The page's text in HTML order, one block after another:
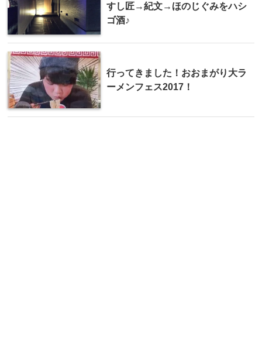
すし匠→紀文→ほのじぐみをハシ
ゴ酒♪
行ってきました！おおまがり大ラ
ーメンフェス2017！